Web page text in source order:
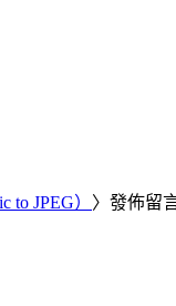
JPEG） 〉發佈留